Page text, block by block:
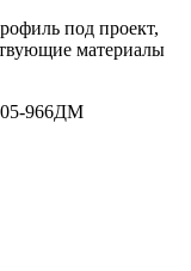
под проект,
материалы
966ДМ